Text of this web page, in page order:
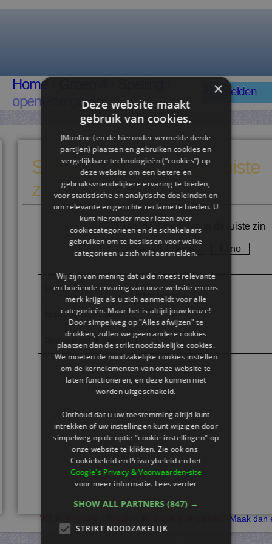
Home
openlettergreep
Aanmelden
Sleep 3 woorden in de juiste
zin
Plaats de 3 woorden in de juiste zin
De indiaan vaart in een .
Een krab heeft twee .
De soep eet ik met een
scharen lepel kano
Wil je je scores bijhouden en stickers verdienen? Maak dan
×
Deze website maakt
gebruik van cookies.
JMonline (en de hieronder vermelde derde
partijen) plaatsen en gebruiken cookies en
vergelijkbare technologieën (“cookies”) op
deze website om een ​​betere en
gebruiksvriendelijkere ervaring te bieden,
voor statistische en analytische doeleinden en
om relevante en gerichte reclame te bieden. U
kunt hieronder meer lezen over
cookiecategorieën en de schakelaars
gebruiken om te beslissen voor welke
categorieën u zich wilt aanmelden.
Wij zijn van mening dat u de meest relevante
en boeiende ervaring van onze website en ons
merk krijgt als u zich aanmeldt voor alle
categorieën. Maar het is altijd jouw keuze!
Door simpelweg op "Alles afwijzen" te
drukken, zullen we geen andere cookies
plaatsen dan de strikt noodzakelijke cookies.
We moeten de noodzakelijke cookies instellen
om de kernelementen van onze website te
laten functioneren, en deze kunnen niet
worden uitgeschakeld.
Onthoud dat u uw toestemming altijd kunt
intrekken of uw instellingen kunt wijzigen door
simpelweg op de optie "cookie-instellingen" op
onze website te klikken. Zie ook ons ​​
Cookiebeleid en Privacybeleid en het
Google's Privacy & Voorwaarden-site
voor meer informatie.Lees verder
SHOW ALL PARTNERS (847) →
STRIKT NOODZAKELIJK